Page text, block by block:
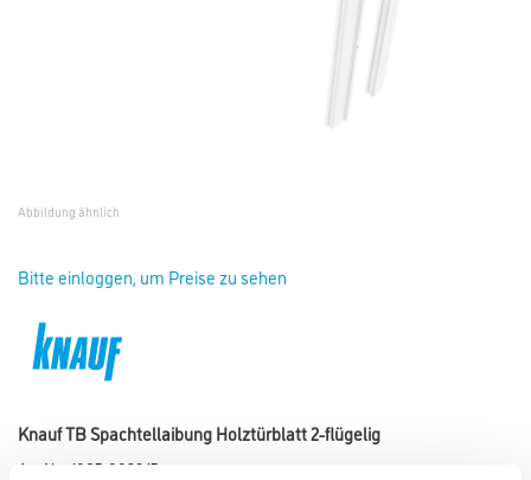
Abbildung ähnlich
Bitte einloggen, um Preise zu sehen
Knauf TB Spachtellaibung Holztürblatt 2-flügelig
Art-Nr.:
1065-003915